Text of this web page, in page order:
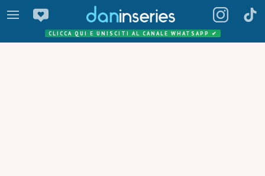
CLICCA QUI E UNISCITI AL CANALE WHATSAPP ✔